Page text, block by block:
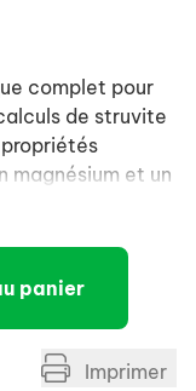
complet pour
de struvite
magnésium et un
haute qualité.
Urinary S/O
les calculs
les
examiné
évaluer la
panier
Imprimer